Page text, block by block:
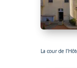
La cour de